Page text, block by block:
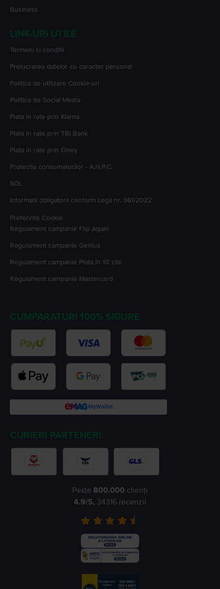
Business
LINK-URI UTILE
Termeni si conditii
Prelucrarea datelor cu caracter personal
Politica de utilizare Cookie-uri
Politica de Social Media
Plata in rate prin Klarna
Plata in rate prin TBI Bank
Plata in rate prin Oney
Protectia consumatorilor - A.N.P.C.
SOL
Informatii obligatorii conform Legii nr. 361/2022
Preferinte Cookie
Regulament campanie Flip Again
Regulament campanie Genius
Regulament campanie Plata în 10 zile
Regulament campanie Mastercard
CUMPARATURI 100% SIGURE
CURIERI PARTENERI:
Peste 800.000 clienți
4.9/5, 34316 recenzii